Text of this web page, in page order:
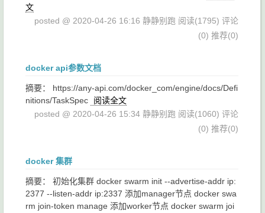
文
posted @ 2020-04-26 16:16 静静别跑 阅读(1795) 评论
(0) 推荐(0)
docker api参数文档
摘要： https://any-api.com/docker_com/engine/docs/Defi
nitions/TaskSpec
阅读全文
posted @ 2020-04-26 15:34 静静别跑 阅读(1060) 评论
(0) 推荐(0)
docker 集群
摘要： 初始化集群 docker swarm init --advertise-addr ip:
2377 --listen-addr ip:2337 添加manager节点 docker swa
rm join-token manage 添加worker节点 docker swarm joi